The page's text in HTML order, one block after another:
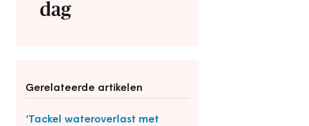
dag
Gerelateerde artikelen
‘Tackel wateroverlast met